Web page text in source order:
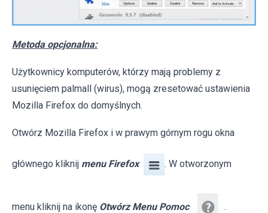
Metoda opcjonalna:
Użytkownicy komputerów, którzy mają problemy z
usunięciem palmall (wirus), mogą zresetować ustawienia
Mozilla Firefox do domyślnych.
Otwórz Mozilla Firefox i w prawym górnym rogu okna
głównego kliknij menu Firefox . W otworzonym
menu kliknij na ikonę Otwórz Menu Pomoc .